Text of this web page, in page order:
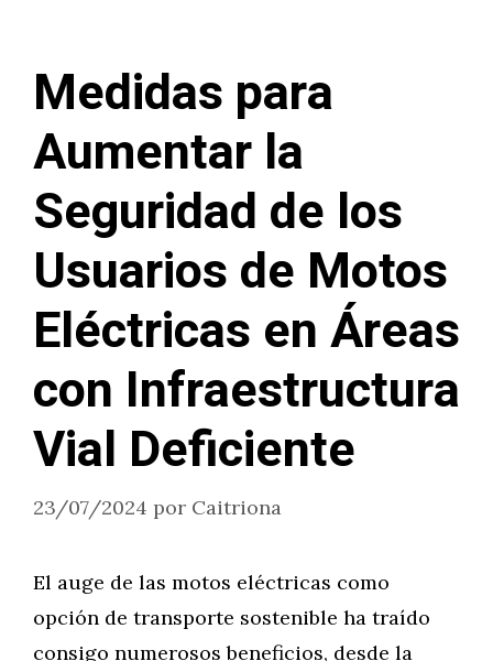
Medidas para
Aumentar la
Seguridad de los
Usuarios de Motos
Eléctricas en Áreas
con Infraestructura
Vial Deficiente
23/07/2024 por Caitriona
El auge de las motos eléctricas como
opción de transporte sostenible ha traído
consigo numerosos beneficios, desde la